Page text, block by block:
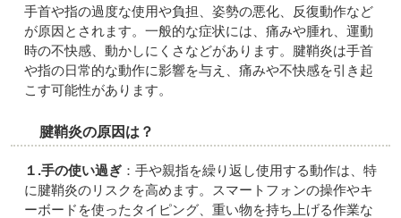
手首や指の過度な使用や負担、姿勢の悪化、反復動作など
が原因とされます。一般的な症状には、痛みや腫れ、運動
時の不快感、動かしにくさなどがあります。腱鞘炎は手首
や指の日常的な動作に影響を与え、痛みや不快感を引き起
こす可能性があります。
腱鞘炎の原因は？
１.手の使い過ぎ ：手や親指を繰り返し使用する動作は、特
に腱鞘炎のリスクを高めます。スマートフォンの操作やキ
ーボードを使ったタイピング、重い物を持ち上げる作業な